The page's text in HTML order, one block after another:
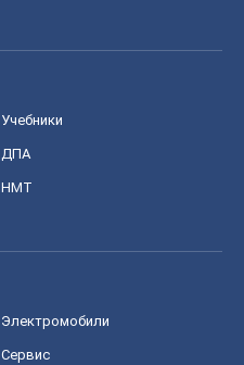
Учебники
ДПА
НМТ
Электромобили
Сервис